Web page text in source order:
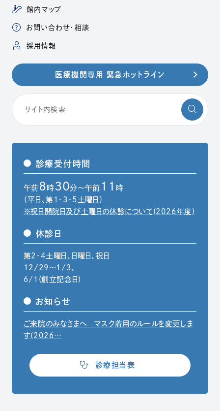
館内マップ
お問い合わせ・相談
採用情報
医療機関専用 緊急ホットライン
診療受付時間
午前 8 時 30分～午前 11 時
（平日、第1・3・5土曜日）
※祝日開院日及び土曜日の休診について(2026年度)
休診日
第2・4土曜日、日曜日、祝日
12/29〜1/3、
6/1(創立記念日)
お知らせ
ご来院のみなさまへ マスク着用のルールを変更しま
す(2026…
診療担当表
（別ウィンドウで開きます）